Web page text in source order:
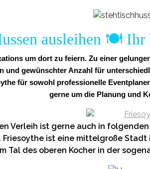
ausleihen 🍽️ Ihr
um dort zu feiern. Zu einer
und gewünschter Anzahl für
für sowohl professionelle
gerne um die Planung und
Verleih ist gerne auch in
ist eine mittelgroße
Tal des oberen Kocher in der